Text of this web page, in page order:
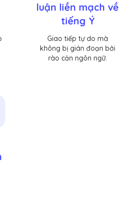
luận liền mạch về
tiếng Ý
Giao tiếp tự do mà
không bị gián đoạn bởi
rào cản ngôn ngữ.